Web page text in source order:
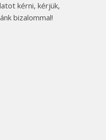
kérni, kérjük,
bizalommal!